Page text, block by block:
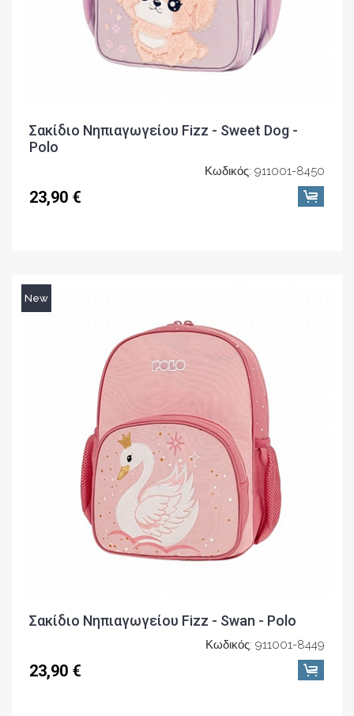
Σακίδιο Νηπιαγωγείου Fizz - Sweet Dog -
Polo
Κωδικός: 911001-8450
23,90 €
New
Σακίδιο Νηπιαγωγείου Fizz - Swan - Polo
Κωδικός: 911001-8449
23,90 €